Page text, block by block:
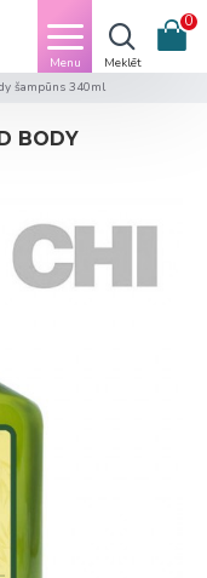
0
šampūns 340ml
BODY